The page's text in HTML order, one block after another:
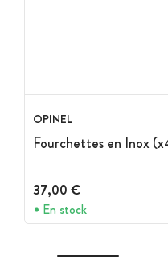
OPINEL
Fourchettes en Inox
37,00 €
En stock